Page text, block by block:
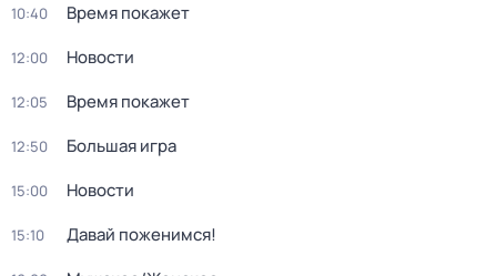
10:40 Время покажет
12:00 Новости
12:05 Время покажет
12:50 Большая игра
15:00 Новости
15:10 Давай поженимся!